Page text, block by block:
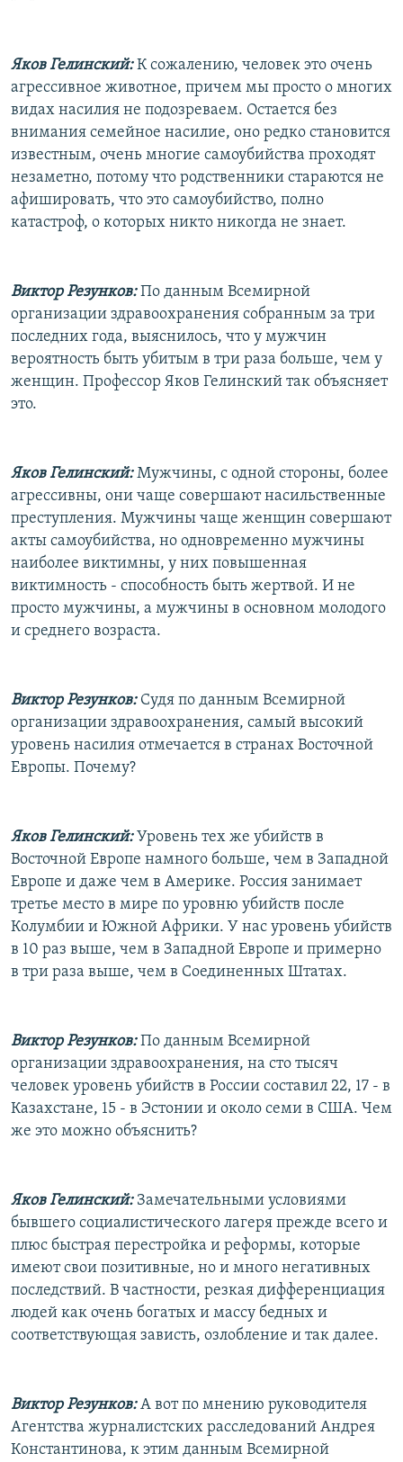
Яков Гелинский:К сожалению, человек это очень
агрессивное животное, причем мы просто о многих
видах насилия не подозреваем. Остается без
внимания семейное насилие, оно редко становится
известным, очень многие самоубийства проходят
незаметно, потому что родственники стараются не
афишировать, что это самоубийство, полно
катастроф, о которых никто никогда не знает.
Виктор Резунков:По данным Всемирной
организации здравоохранения собранным за три
последних года, выяснилось, что у мужчин
вероятность быть убитым в три раза больше, чем у
женщин. Профессор Яков Гелинский так объясняет
это.
Яков Гелинский:Мужчины, с одной стороны, более
агрессивны, они чаще совершают насильственные
преступления. Мужчины чаще женщин совершают
акты самоубийства, но одновременно мужчины
наиболее виктимны, у них повышенная
виктимность - способность быть жертвой. И не
просто мужчины, а мужчины в основном молодого
и среднего возраста.
Виктор Резунков:Судя по данным Всемирной
организации здравоохранения, самый высокий
уровень насилия отмечается в странах Восточной
Европы. Почему?
Яков Гелинский:Уровень тех же убийств в
Восточной Европе намного больше, чем в Западной
Европе и даже чем в Америке. Россия занимает
третье место в мире по уровню убийств после
Колумбии и Южной Африки. У нас уровень убийств
в 10 раз выше, чем в Западной Европе и примерно
в три раза выше, чем в Соединенных Штатах.
Виктор Резунков:По данным Всемирной
организации здравоохранения, на сто тысяч
человек уровень убийств в России составил 22, 17 - в
Казахстане, 15 - в Эстонии и около семи в США. Чем
же это можно объяснить?
Яков Гелинский:Замечательными условиями
бывшего социалистического лагеря прежде всего и
плюс быстрая перестройка и реформы, которые
имеют свои позитивные, но и много негативных
последствий. В частности, резкая дифференциация
людей как очень богатых и массу бедных и
соответствующая зависть, озлобление и так далее.
Виктор Резунков:А вот по мнению руководителя
Агентства журналистских расследований Андрея
Константинова, к этим данным Всемирной